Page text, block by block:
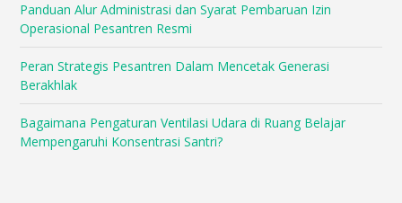
Panduan Alur Administrasi dan Syarat Pembaruan Izin
Operasional Pesantren Resmi
Peran Strategis Pesantren Dalam Mencetak Generasi
Berakhlak
Bagaimana Pengaturan Ventilasi Udara di Ruang Belajar
Mempengaruhi Konsentrasi Santri?